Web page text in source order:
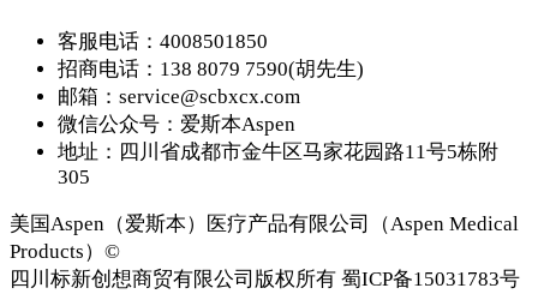
客服电话：4008501850
招商电话：138 8079 7590(胡先生)
邮箱：service@scbxcx.com
微信公众号：爱斯本Aspen
地址：四川省成都市金牛区马家花园路11号5栋附
305
美国Aspen（爱斯本）医疗产品有限公司（Aspen Medical
Products）©
四川标新创想商贸有限公司版权所有 蜀ICP备15031783号